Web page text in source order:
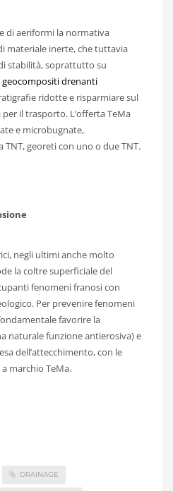
di aeriformi la normativa
materiale inerte, che tuttavia
stabilità, soprattutto su
geocompositi drenanti
ridotte e risparmiare sul
il trasporto. L’offerta TeMa
e microbugnate,
georeti con uno o due TNT.
negli ultimi anche molto
la coltre superficiale del
fenomeni franosi con
Per prevenire fenomeni
favorire la
naturale funzione antierosiva) e
dell’attecchimento, con le
a marchio TeMa.
DRAINAGE